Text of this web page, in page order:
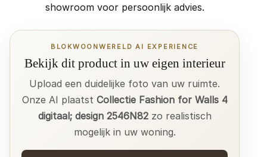
showroom voor persoonlijk advies.
BLOKWOONWERELD AI EXPERIENCE
Bekijk dit product in uw eigen interieur
Upload een duidelijke foto van uw ruimte.
Onze AI plaatst Collectie Fashion for Walls 4
digitaal; design 2546N82zo realistisch
mogelijk in uw woning.